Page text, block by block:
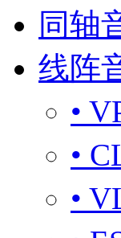
同轴
线阵
•
•
•